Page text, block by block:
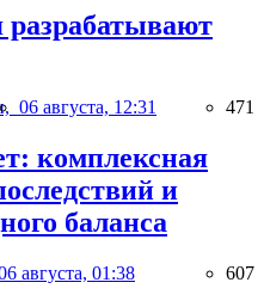
06 августа, 12:31 471
комплексная
и
баланса
августа, 01:38 607